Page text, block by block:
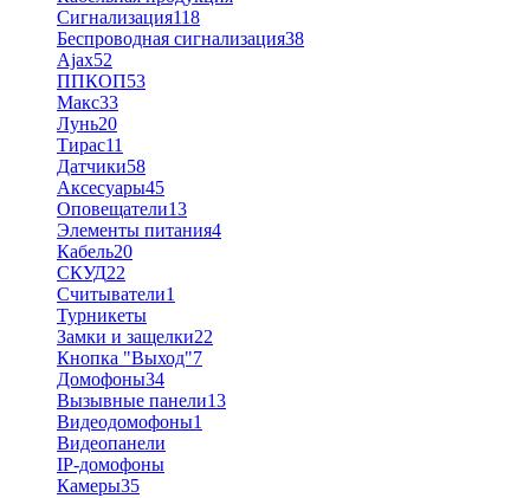
Сигнализация118
Беспроводная сигнализация38
Ajax52
ППКОП53
Макс33
Лунь20
Тирас11
Датчики58
Аксесуары45
Оповещатели13
Элементы питания4
Кабель20
СКУД22
Считыватели1
Турникеты
Замки и защелки22
Кнопка "Выход"7
Домофоны34
Вызывные панели13
Видеодомофоны1
Видеопанели
IP-домофоны
Камеры35